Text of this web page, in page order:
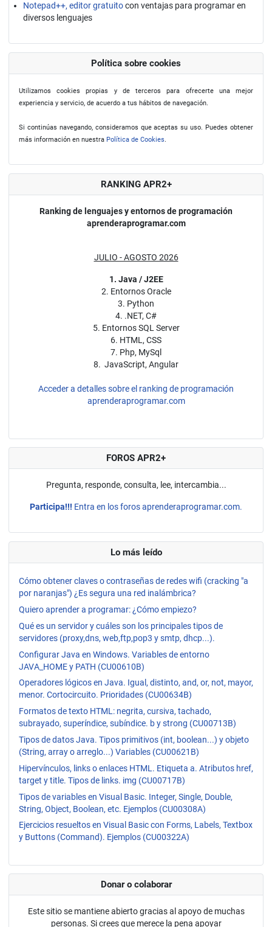
Notepad++, editor gratuitocon ventajas para programar en
diversos lenguajes
Política sobre cookies
Utilizamos cookies propias y de terceros para ofrecerte una mejor
experiencia y servicio, de acuerdo a tus hábitos de navegación.
Si continúas navegando, consideramos que aceptas su uso. Puedes obtener
más información en nuestra Política de Cookies.
RANKING APR2+
Ranking de lenguajes y entornos de programación
aprenderaprogramar.com
JULIO - AGOSTO 2026
1. Java / J2EE
2. Entornos Oracle
3. Python
4. .NET, C#
5. Entornos SQL Server
6. HTML, CSS
7. Php, MySql
8. JavaScript, Angular
Acceder a detalles sobre el ranking de programación
aprenderaprogramar.com
FOROS APR2+
Pregunta, responde, consulta, lee, intercambia...
Participa!!! Entra en los foros aprenderaprogramar.com.
Lo más leído
Cómo obtener claves o contraseñas de redes wifi (cracking "a
por naranjas") ¿Es segura una red inalámbrica?
Quiero aprender a programar: ¿Cómo empiezo?
Qué es un servidor y cuáles son los principales tipos de
servidores (proxy,dns, web,ftp,pop3 y smtp, dhcp...).
Configurar Java en Windows. Variables de entorno
JAVA_HOME y PATH (CU00610B)
Operadores lógicos en Java. Igual, distinto, and, or, not, mayor,
menor. Cortocircuito. Prioridades (CU00634B)
Formatos de texto HTML: negrita, cursiva, tachado,
subrayado, superíndice, subíndice. b y strong (CU00713B)
Tipos de datos Java. Tipos primitivos (int, boolean...) y objeto
(String, array o arreglo...) Variables (CU00621B)
Hipervínculos, links o enlaces HTML. Etiqueta a. Atributos href,
target y title. Tipos de links. img (CU00717B)
Tipos de variables en Visual Basic. Integer, Single, Double,
String, Object, Boolean, etc. Ejemplos (CU00308A)
Ejercicios resueltos en Visual Basic con Forms, Labels, Textbox
y Buttons (Command). Ejemplos (CU00322A)
Donar o colaborar
Este sitio se mantiene abierto gracias al apoyo de muchas
personas. Si crees que merece la pena apoyar